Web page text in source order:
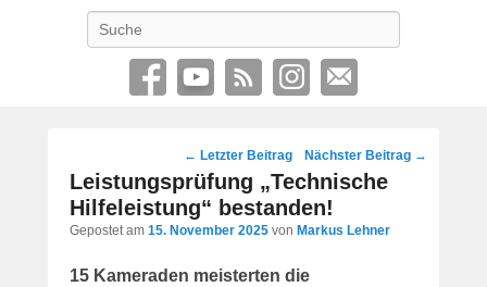
Post
navigation
← Letzter Beitrag Nächster Beitrag →
Leistungsprüfung „Technische
Hilfeleistung“ bestanden!
Gepostet am 15. November 2025 von Markus Lehner
15 Kameraden meisterten die